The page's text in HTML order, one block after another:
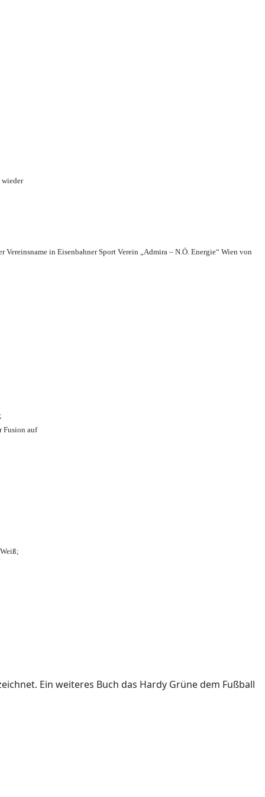
wieder
Vereinsname in Eisenbahner Sport Verein „Admira – N.Ö. Energie“ Wien von
Fusion auf
Ein weiteres Buch das Hardy Grüne dem Fußball